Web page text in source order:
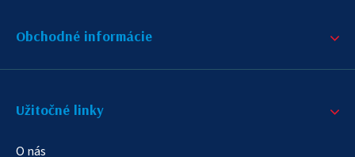
Obchodné informácie
Užitočné linky
O nás